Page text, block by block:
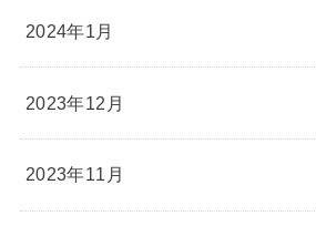
2024年1月
2023年12月
2023年11月